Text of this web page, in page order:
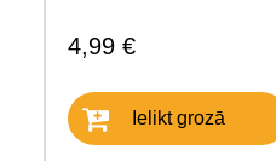
4,99 €
Ielikt grozā